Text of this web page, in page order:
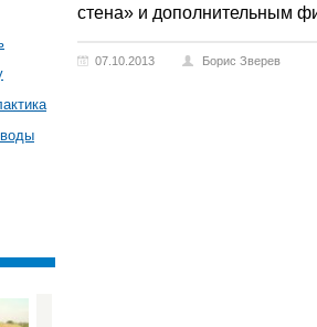
стена» и дополнительным
07.10.2013 Борис Зверев